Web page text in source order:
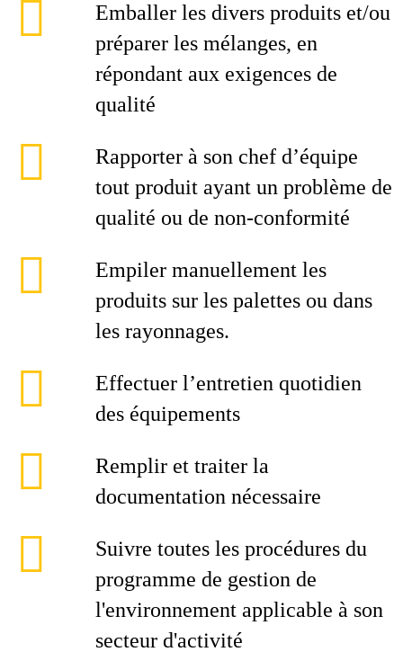
Emballer les divers produits et/ou
préparer les mélanges, en
répondant aux exigences de
qualité
Rapporter à son chef d’équipe
tout produit ayant un problème de
qualité ou de non-conformité
Empiler manuellement les
produits sur les palettes ou dans
les rayonnages.
Effectuer l’entretien quotidien
des équipements
Remplir et traiter la
documentation nécessaire
Suivre toutes les procédures du
programme de gestion de
l'environnement applicable à son
secteur d'activité